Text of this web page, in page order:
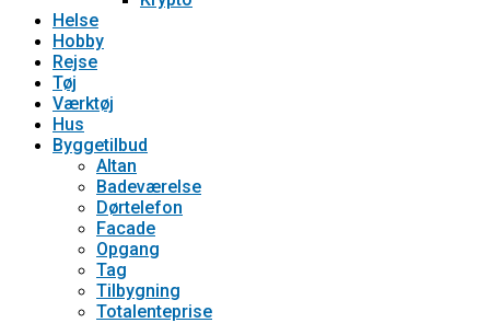
Helse
Hobby
Rejse
Tøj
Værktøj
Hus
Byggetilbud
Altan
Badeværelse
Dørtelefon
Facade
Opgang
Tag
Tilbygning
Totalenteprise